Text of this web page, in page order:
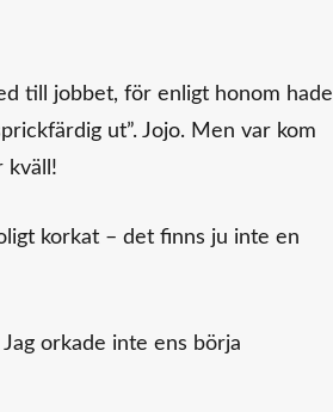
till jobbet, för enligt honom hade
ut”. Jojo. Men var kom
kväll!
korkat – det finns ju inte en
orkade inte ens börja